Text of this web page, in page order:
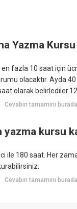
Yazma
fazla 10 saat için
olacaktır. Ayda
olarak
Cevabın tamamını
kursu
ile 180 saat. Her
Cevabın tamamını